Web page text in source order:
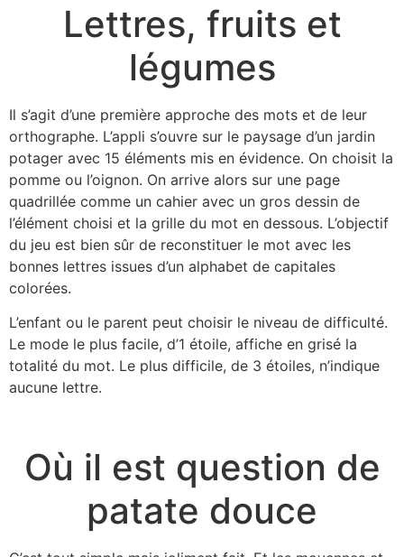
Lettres, fruits et
légumes
Il s’agit d’une première approche des mots et de leur
orthographe. L’appli s’ouvre sur le paysage d’un jardin
potager avec 15 éléments mis en évidence. On choisit la
pomme ou l’oignon. On arrive alors sur une page
quadrillée comme un cahier avec un gros dessin de
l’élément choisi et la grille du mot en dessous. L’objectif
du jeu est bien sûr de reconstituer le mot avec les
bonnes lettres issues d’un alphabet de capitales
colorées.
L’enfant ou le parent peut choisir le niveau de difficulté.
Le mode le plus facile, d’1 étoile, affiche en grisé la
totalité du mot. Le plus difficile, de 3 étoiles, n’indique
aucune lettre.
Où il est question de
patate douce